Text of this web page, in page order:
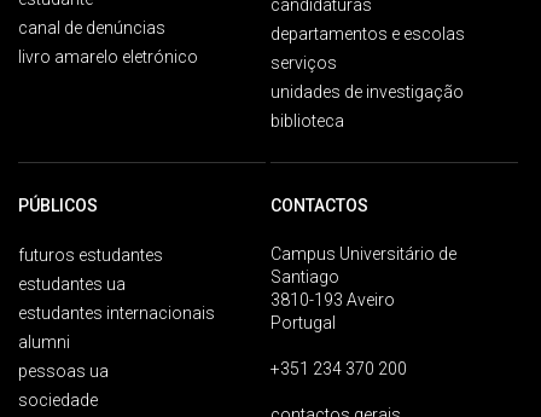
canal de denúncias
livro amarelo eletrónico
candidaturas
departamentos e escolas
serviços
unidades de investigação
biblioteca
PÚBLICOS
futuros estudantes
estudantes ua
estudantes internacionais
alumni
pessoas ua
sociedade
CONTACTOS
Campus Universitário de
Santiago
3810-193 Aveiro
Portugal
+351 234 370 200